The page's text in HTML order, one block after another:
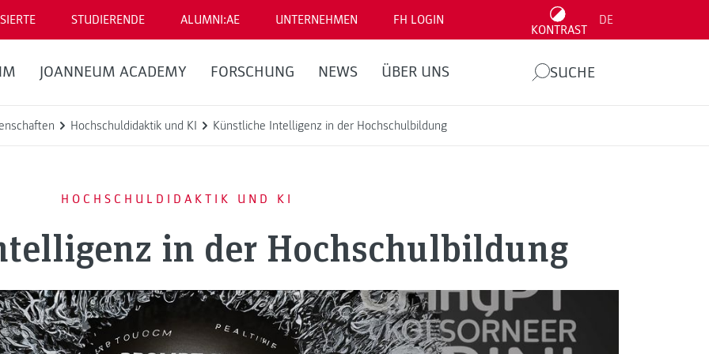
STUDIERENDE ALUMNI:AE UNTERNEHMEN FH LOGIN
KONTRAST
DE
JOANNEUM ACADEMY FORSCHUNG NEWS ÜBER UNS SUCHE
Hochschuldidaktik und KI Künstliche Intelligenz in der Hochschulbildung
HOCHSCHULDIDAKTIK UND KI
in der Hochschulbildung